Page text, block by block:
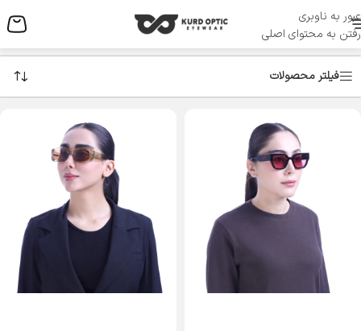
عبور به ناوبری
رفتن به محتوای اصلی
منو
فیلتر محصولات